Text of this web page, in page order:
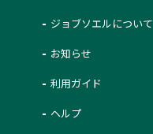
ジョブソエルについて
お知らせ
利用ガイド
ヘルプ